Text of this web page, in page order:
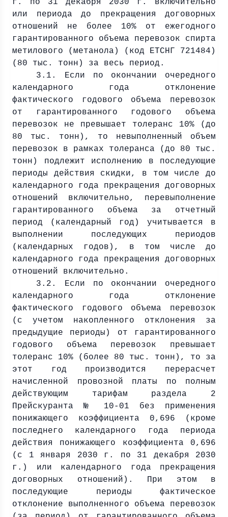
г . по 31 декабря 2030 г . включительно
или периода до прекращения договорных
отношений не более 10% от ежегодного
гарантированного объема перевозок спирта
метилового (метанола) (код ЕТСНГ 721484)
(80 тыс. тонн) за весь период.
3.1. Если по окончании очередного
календарного года отклонение
фактического годового объема перевозок
от гарантированного годового объема
перевозок не превышает толеранс 10% (до
80 тыс. тонн), то невыполненный объем
перевозок в рамках толеранса (до 80 тыс.
тонн) подлежит исполнению в последующие
периоды действия скидки, в том числе до
календарного года прекращения договорных
отношений включительно, перевыполнение
гарантированного объема за отчетный
период (календарный год) учитывается в
выполнении последующих периодов
(календарных годов), в том числе до
календарного года прекращения договорных
отношений включительно.
3.2. Если по окончании очередного
календарного года отклонение
фактического годового объема перевозок
(с учетом накопленного отклонения за
предыдущие периоды) от гарантированного
годового объема перевозок превышает
толеранс 10% (более 80 тыс. тонн), то за
этот год производится перерасчет
начисленной провозной платы по полным
действующим тарифам раздела 2
Прейскуранта № 10-01 без применения
понижающего коэффициента 0,696 (кроме
последнего календарного года периода
действия понижающего коэффициента 0,696
(с 1 января 2030 г . по 31 декабря 2030
г .) или календарного года прекращения
договорных отношений). При этом в
последующие периоды фактическое
отклонение выполненного объема перевозок